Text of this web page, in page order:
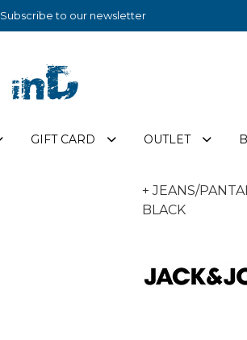
Subscribe to our newsletter
GIFT CARD OUTLET
+ JEANS/
BLACK